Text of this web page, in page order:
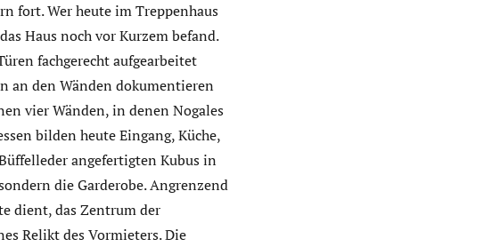
fort. Wer heute im Treppenhaus
Haus noch vor Kurzem befand.
fachgerecht aufgearbeitet
an den Wänden dokumentieren
vier Wänden, in denen Nogales
bilden heute Eingang, Küche,
angefertigten Kubus in
die Garderobe. Angrenzend
dient, das Zentrum der
Relikt des Vormieters. Die